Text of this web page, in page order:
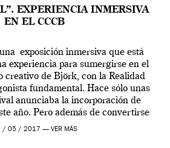
EXPERIENCIA INMERSIVA
EN EL CCCB
exposición inmersiva que está
experiencia para sumergirse en el
creativo de Björk, con la Realidad
fundamental. Hace sólo unas
anunciaba la incorporación de
año. Pero además de convertirse
más relevantes […]
/ 05 / 2017 — VER MÁS